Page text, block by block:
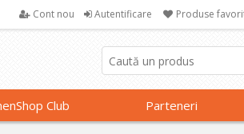
Cont nou Autentificare Produse
Club Parteneri